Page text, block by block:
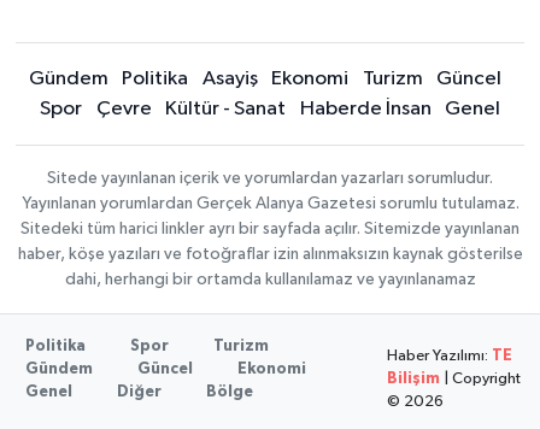
Gündem Politika Asayiş Ekonomi Turizm
Güncel
Spor
Çevre Kültür - Sanat Haberde İnsan Genel
Sitede yayınlanan içerik ve yorumlardan yazarları sorumludur.
Yayınlanan yorumlardan Gerçek Alanya Gazetesi sorumlu tutulamaz.
Sitedeki tüm harici linkler ayrı bir sayfada açılır. Sitemizde yayınlanan
haber, köşe yazıları ve fotoğraflar izin alınmaksızın kaynak gösterilse
dahi, herhangi bir ortamda kullanılamaz ve yayınlanamaz
Politika Spor
Turizm
Gündem
Güncel
Ekonomi
Genel
Diğer Bölge
Haber Yazılımı:
TE
Bilişim | Copyright
© 2026